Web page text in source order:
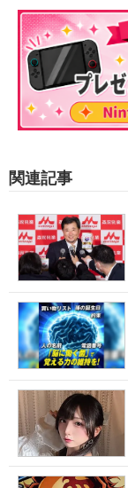
関連記事